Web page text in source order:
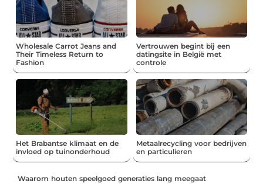
Wholesale Carrot Jeans and
Their Timeless Return to
Fashion
Vertrouwen begint bij een
datingsite in België met
controle
Het Brabantse klimaat en de
invloed op tuinonderhoud
Metaalrecycling voor bedrijven
en particulieren
Waarom houten speelgoed generaties lang meegaat